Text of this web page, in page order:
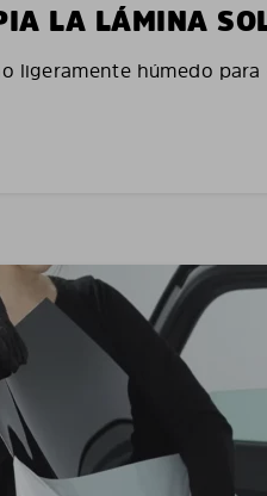
LA LÁMINA
ligeramente húmedo